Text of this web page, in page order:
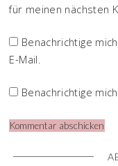
für meinen nächsten
Benachrichtige
E-Mail.
Benachrichtige